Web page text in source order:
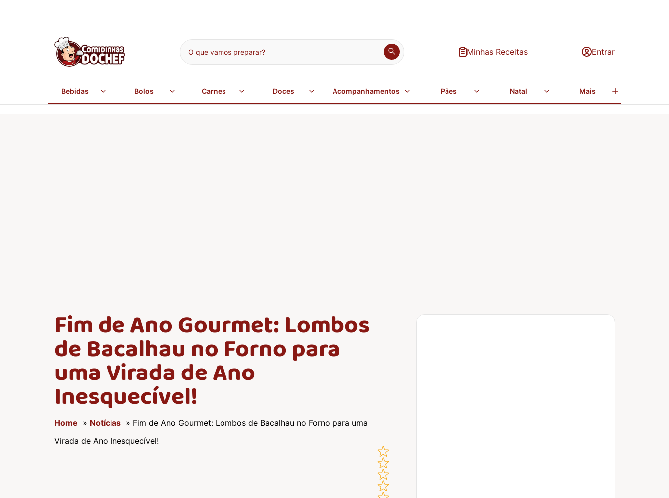
O que vamos preparar? Minhas Receitas Entrar
Bebidas Bolos Carnes Doces Acompanhamentos Pães Natal Mais
Fim de Ano Gourmet: Lombos
de Bacalhau no Forno para
uma Virada de Ano
Inesquecível!
Home » Notícias » Fim de Ano Gourmet: Lombos de Bacalhau no Forno para uma
Virada de Ano Inesquecível!